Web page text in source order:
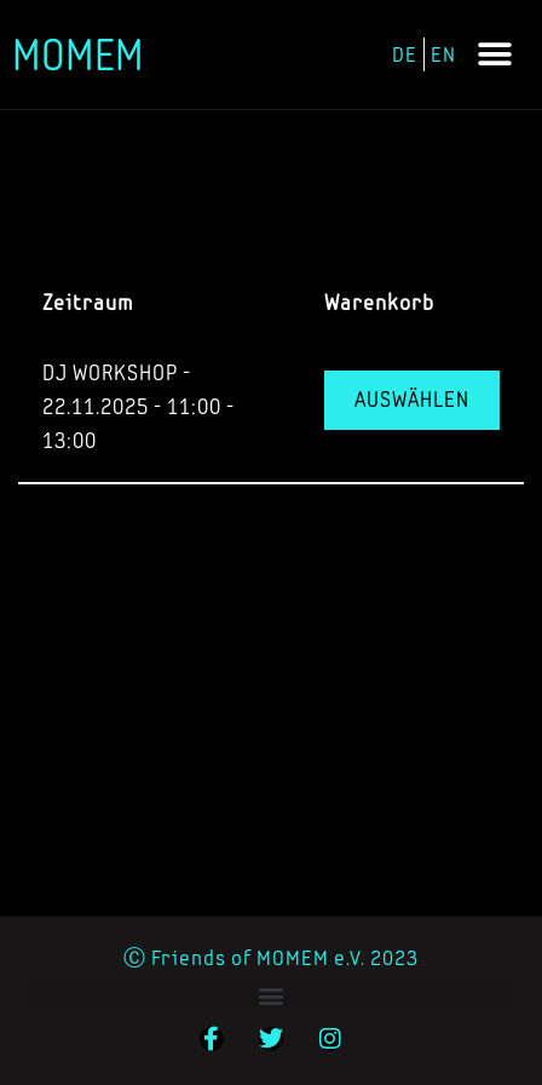
Zum
MOMEM DE EN
Zeitraum Warenkorb
DJ WORKSHOP -
22.11.2025 - 11:00 -
13:00
AUSWÄHLEN
Ⓒ Friends of MOMEM e.V. 2023